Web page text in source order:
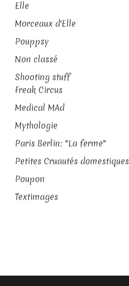
Elle
Morceaux d'Elle
Pouppsy
Non classé
Shooting stuff
Freak Circus
Medical MAd
Mythologie
Paris Berlin: "La ferme"
Petites Cruautés domestiques
Poupon
Textimages